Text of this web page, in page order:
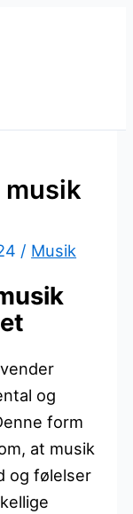
musik
/ Musik
og
form
at musik
og følelser